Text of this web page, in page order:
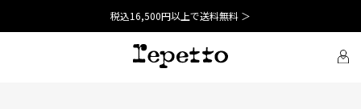
税込16,500円以上で送料無料 ＞